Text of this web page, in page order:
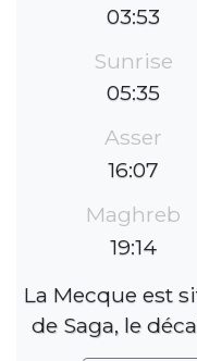
03:53
Sunrise
05:35
Asser
16:07
Maghreb
19:14
La Mecque est
de Saga, le